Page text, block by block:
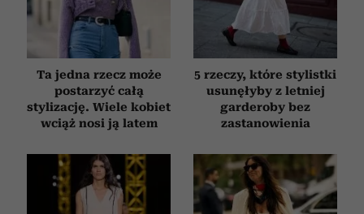
Ta jedna rzecz może
postarzyć całą
stylizację. Wiele kobiet
wciąż nosi ją latem
5 rzeczy, które stylistki
usunęłyby z letniej
garderoby bez
zastanowienia